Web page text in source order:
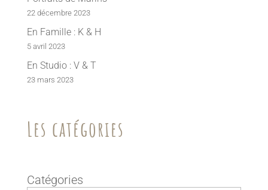
22 décembre 2023
En Famille : K & H
5 avril 2023
En Studio : V & T
23 mars 2023
Les catégories
Catégories